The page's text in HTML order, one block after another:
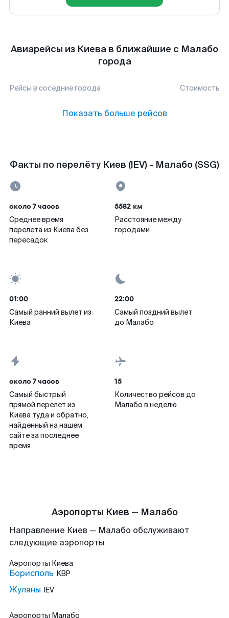
Авиарейсы из Киева в ближайшие с Малабо
города
Рейсы в соседние города Стоимость
Показать больше рейсов
Факты по перелёту Киев (IEV) - Малабо (SSG)
около 7 часов
Среднее время
перелета из Киева без
пересадок
5582 км
Расстояние между
городами
01:00
Самый ранний вылет из
Киева
22:00
Самый поздний вылет
до Малабо
около 7 часов
Самый быстрый
прямой перелет из
Киева туда и обратно,
найденный на нашем
сайте за последнее
время
15
Количество рейсов до
Малабо в неделю
Аэропорты Киев — Малабо
Направление Киев — Малабо обслуживают
следующие аэропорты
Аэропорты Киева
Борисполь KBP
Жуляны IEV
Аэропорты Малабо